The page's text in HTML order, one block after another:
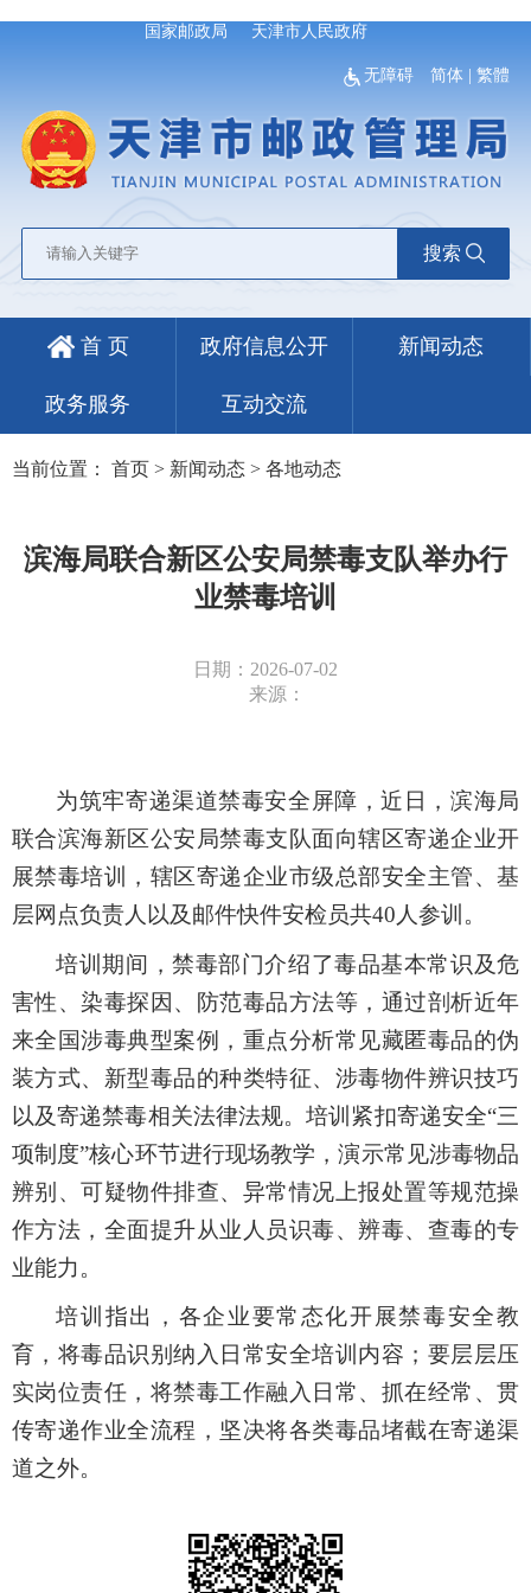
国家邮政局 天津市人民政府
无障碍 简体 |繁體
搜索
首 页 政府信息公开 新闻动态
政务服务 互动交流
当前位置： 首页 > 新闻动态 > 各地动态
滨海局联合新区公安局禁毒支队举办行
业禁毒培训
日期：2026-07-02
来源：
为筑牢寄递渠道禁毒安全屏障，近日， 滨海局
联合滨海新区公安局禁毒支队面向辖区寄递企业开
展禁毒培训
，辖区寄递企业市级总部安全主管、基
层网点负责人以及邮件快件安检员共40人参训。
培训期间 ，禁毒部门介绍了毒品基本常识及危
害性、染毒探因、防范毒品方法等 ，通过剖析近年
来全国涉毒典型案例 ，重点分析常见藏匿毒品的伪
装方式、新型毒品的种类特征、涉毒物件辨识技巧
以及寄递禁毒相关法律法规。培训 紧扣寄递安全“三
项制度”核心环节进行现场教学 ，演示常见涉毒物品
辨别 、可疑物件排查、异常情况上报处置等规范操
作方法 ， 全面提升从业人员识毒、辨毒、查毒的专
业能力。
培训指出，各企业要常态化开展禁毒安全教
育，将毒品识别纳入日常安全培训内容； 要层层压
实岗位责任，将禁毒工作融入日常、抓在经常、贯
传寄递作业全流程， 坚决将各类毒品堵截在寄递渠
道之外。